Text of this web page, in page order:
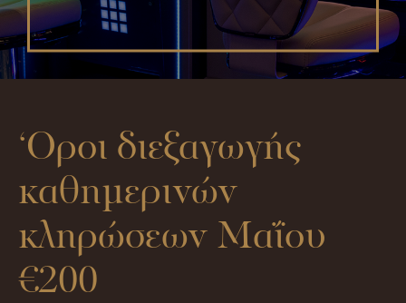
‘Oροι διεξαγωγής
καθημερινών
κληρώσεων Μαΐου
€200